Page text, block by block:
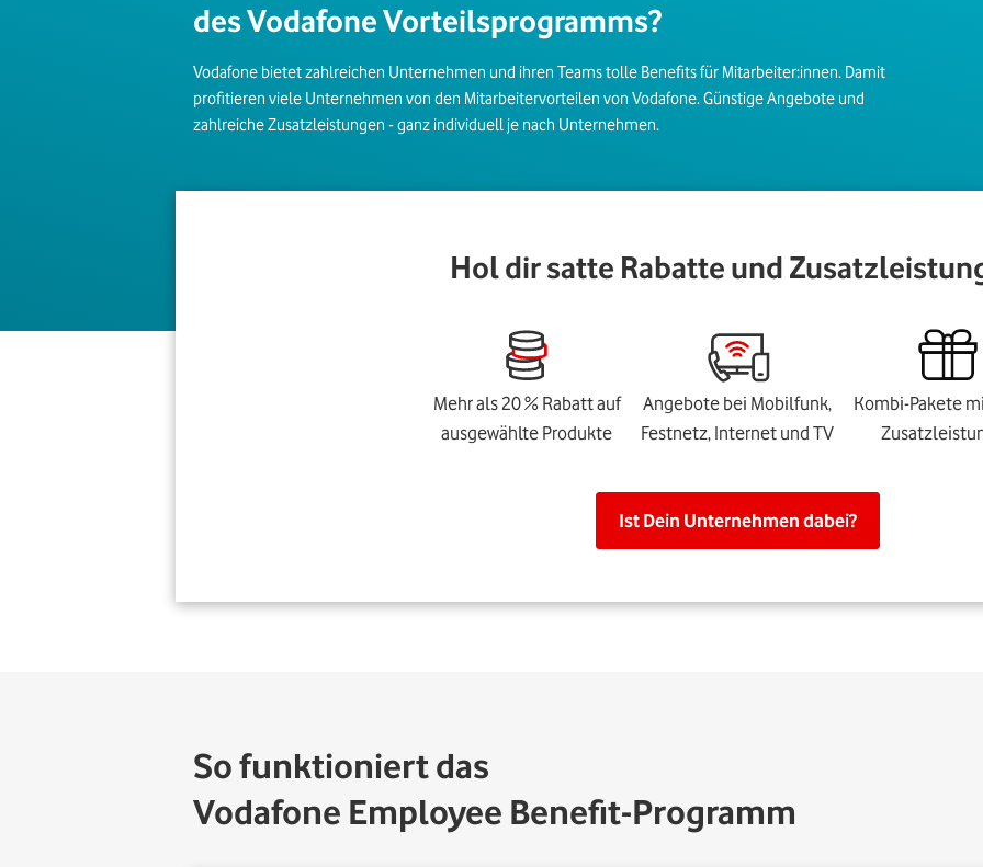
des Vodafone Vorteilsprogramms?
Vodafone bietet zahlreichen Unternehmen und ihren Teams tolle Benefits für Mitarbeiter:innen. Damit
profitieren viele Unternehmen von den Mitarbeitervorteilen von Vodafone. Günstige Angebote und
zahlreiche Zusatzleistungen - ganz individuell je nach Unternehmen.
Hol dir satte Rabatte und
Mehr als 20 % Rabatt auf
ausgewählte Produkte
Angebote bei Mobilfunk,
Festnetz, Internet und TV
Kombi-Pakete
Ist Dein Unternehmen dabei?
So funktioniert das
Vodafone Employee Benefit-Programm